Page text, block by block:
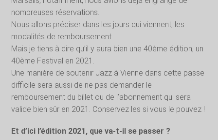
nombreuses réservations.
Nous allons préciser dans les jours qui viennent, les
modalités de remboursement.
Mais je tiens à dire qu’il y aura bien une 40ème édition, un
40ème Festival en 2021.
Une manière de soutenir Jazz à Vienne dans cette passe
difficile sera aussi de ne pas demander le
remboursement du billet ou de l’abonnement qui sera
valide bien sûr en 2021. Conservez les si vous le pouvez !
Et d’ici l’édition 2021, que va-t-il se passer ?